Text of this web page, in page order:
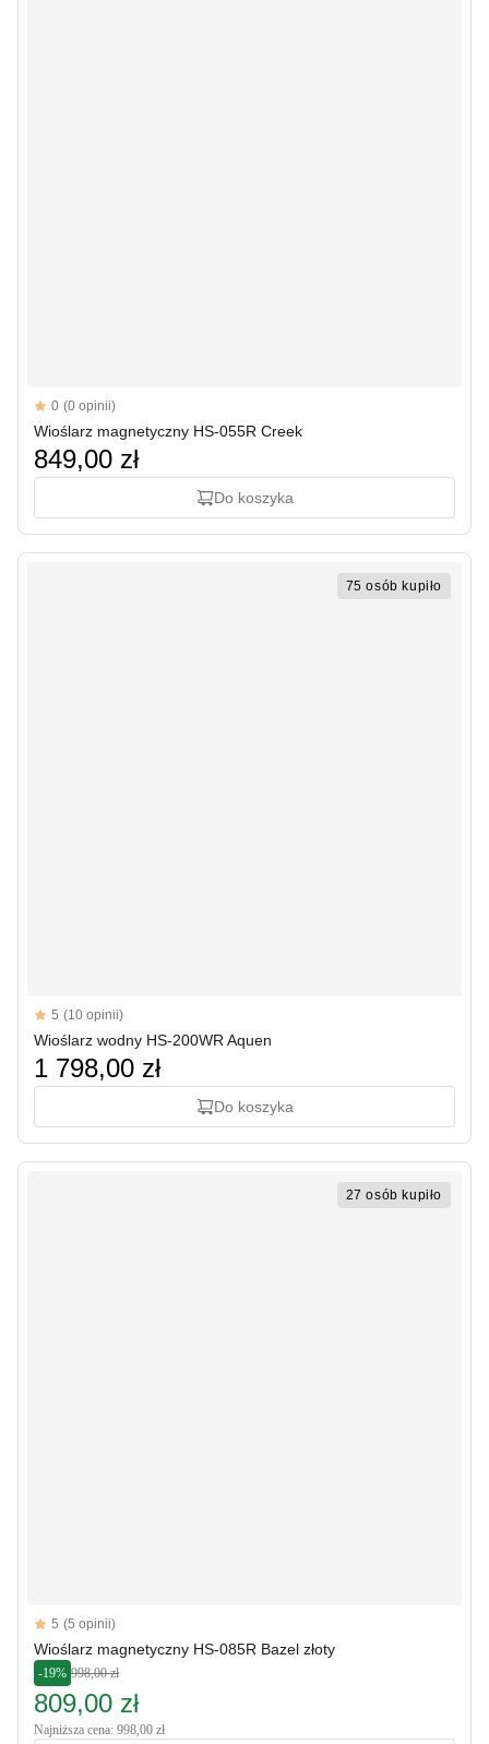
Reviews
0 (0 opinii)
Wioślarz magnetyczny HS-055R Creek
849,00 zł
Do koszyka
75 osób kupiło
Reviews
5 out of 5 stars
5 (10 opinii)
Wioślarz wodny HS-200WR Aquen
1 798,00 zł
Do koszyka
27 osób kupiło
Reviews
5 out of 5 stars
5 (5 opinii)
Wioślarz magnetyczny HS-085R Bazel złoty
-19% 998,00 zł
809,00 zł
Najniższa cena: 998,00 zł